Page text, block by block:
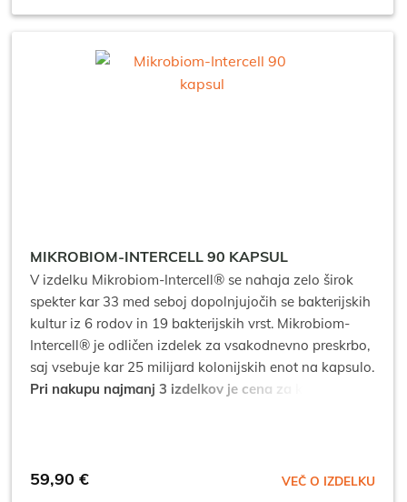
MIKROBIOM-INTERCELL 90 KAPSUL
V izdelku Mikrobiom-Intercell® se nahaja zelo širok
spekter kar 33 med seboj dopolnjujočih se bakterijskih
kultur iz 6 rodov in 19 bakterijskih vrst. Mikrobiom-
Intercell® je odličen izdelek za vsakodnevno preskrbo,
saj vsebuje kar 25 milijard kolonijskih enot na kapsulo.
Pri nakupu najmanj 3 izdelkov je cena za kos: 53,91
59,90 € VEČ O IZDELKU